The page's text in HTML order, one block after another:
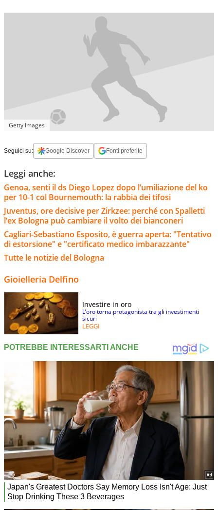
Getty Images
Seguici su: Google Discover Fonti preferite
Leggi anche:
Genoa, senti il ds Diego Lopez dopo l’umiliazione del ko
per 10-1 col Bournemouth: la rabbia dei tifosi
Juventus, ore decisive per Zirkzee: perché con Spalletti
l’ex Bologna può cambiare il volto dei bianconeri
Cagliari-Sebastiano Esposito, è guerra aperta: "Tentativo
di estorsione" e "certificato medico imbarazzante"
Tutte le notizie del Bologna
Gioielleria Delfino
Investire in oro
L’oro torna protagonista tra gli investimenti
sicuri
LEGGI